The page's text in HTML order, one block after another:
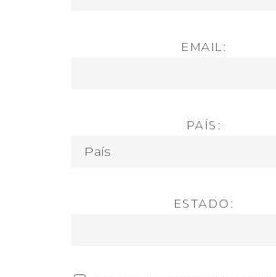
EMAIL:
PAÍS:
ESTADO: